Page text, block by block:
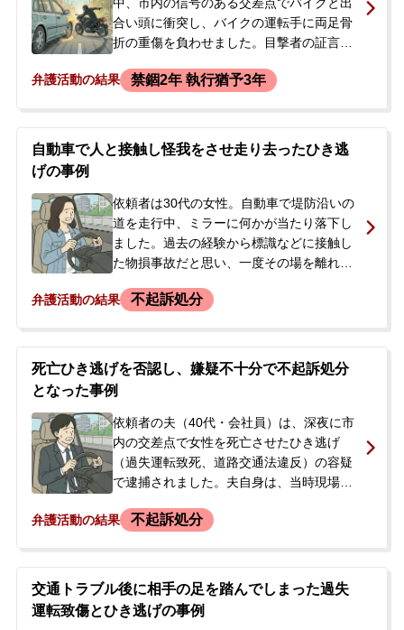
合い頭に衝突し、バイクの運転手に両足骨
折の重傷を負わせました。目撃者の証言か
たが、依頼者自身は青信号だったと記憶し
子で連絡があり、今後の刑事手続きや刑罰
について強い不安を感じていました。自身
を軽くするための弁護活動について話を聞
きたいと、当事務所に相談されました。
弁護活動の結果 禁錮2年 執行猶予3年
自動車で人と接触し怪我をさせ走り去ったひき逃
げの事例
依頼者は30代の女性。自動車で堤防沿いの
道を走行中、ミラーに何かが当たり落下し
ました。過去の経験から標識などに接触し
た物損事故だと思い、一度その場を離れま
に警察官から、人と接触したひき逃げ事件
ていました。警察から事情を聞かれ、今後
の刑事処分に不安を感じた依頼者は、弁護
士に相談しました。
弁護活動の結果 不起訴処分
死亡ひき逃げを否認し、嫌疑不十分で不起訴処分
となった事例
依頼者の夫（40代・会社員）は、深夜に市
内の交差点で女性を死亡させたひき逃げ
（過失運転致死、道路交通法違反）の容疑
で逮捕されました。夫自身は、当時現場付
避けて大回りで左折しただけで、人にぶつ
朝、警察が自宅に家宅捜索に訪れ、夫は任
意同行後に逮捕。警察からは、防犯カメラ
の映像や、夫の車のタイヤに血痕が付着し
弁護活動の結果 不起訴処分
交通トラブル後に相手の足を踏んでしまった過失
運転致傷とひき逃げの事例